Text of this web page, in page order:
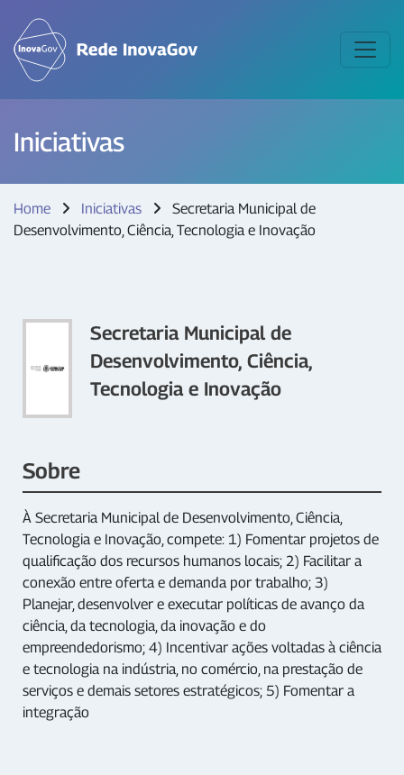
Iniciativas
Home Iniciativas
Secretaria Municipal de
Desenvolvimento, Ciência, Tecnologia e Inovação
Secretaria Municipal de
Desenvolvimento, Ciência,
Tecnologia e Inovação
Sobre
À Secretaria Municipal de Desenvolvimento, Ciência,
Tecnologia e Inovação, compete: 1) Fomentar projetos de
qualificação dos recursos humanos locais; 2) Facilitar a
conexão entre oferta e demanda por trabalho; 3)
Planejar, desenvolver e executar políticas de avanço da
ciência, da tecnologia, da inovação e do
empreendedorismo; 4) Incentivar ações voltadas à ciência
e tecnologia na indústria, no comércio, na prestação de
serviços e demais setores estratégicos; 5) Fomentar a
integração